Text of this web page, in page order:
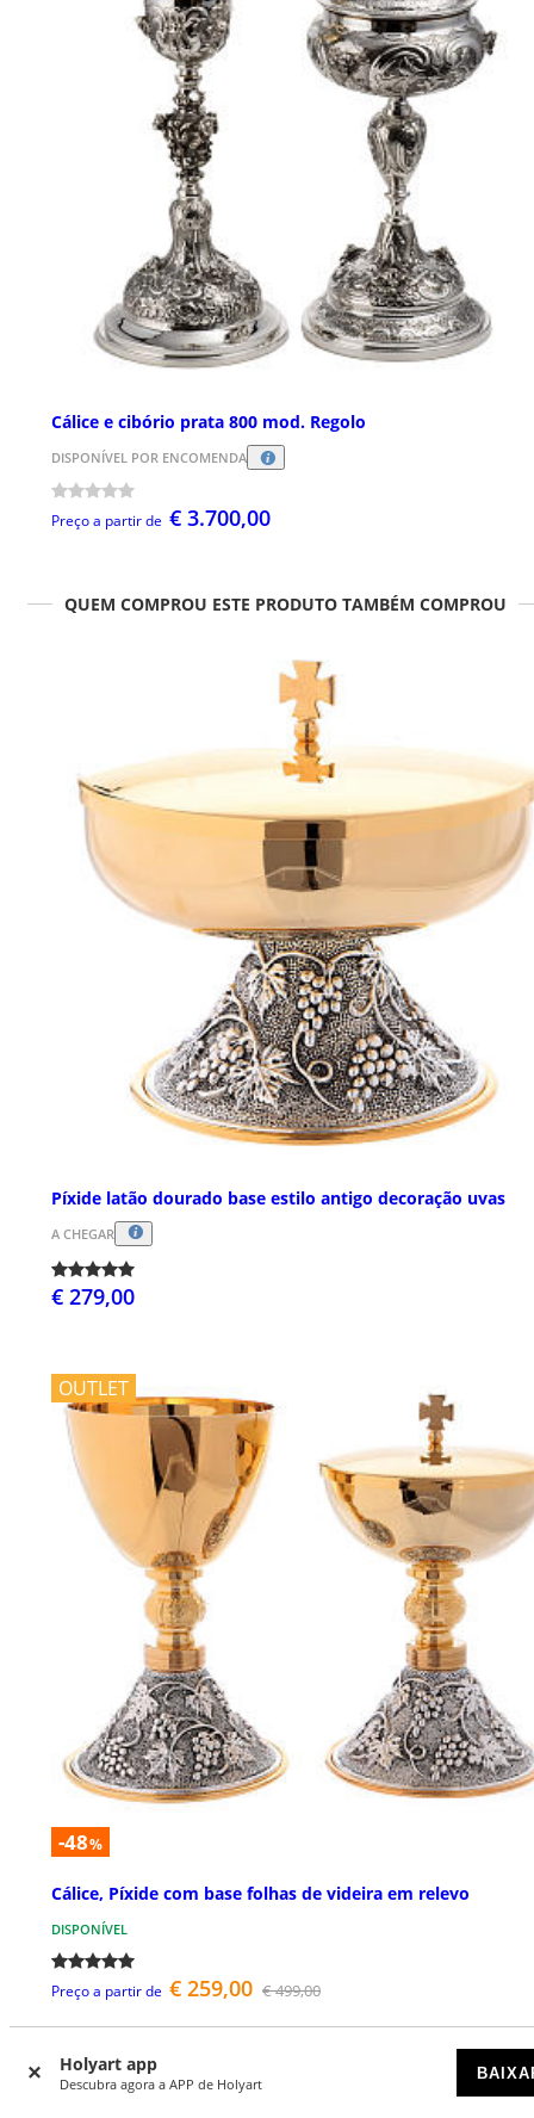
Holyart app
Descubra agora a APP de Holyart
Cálice e cibório prata 800 mod. Regolo
DISPONÍVEL POR ENCOMENDA
Preço a partir de € 3.700,00
QUEM COMPROU ESTE PRODUTO TAMBÉM COMPROU
Píxide latão dourado base estilo antigo decoração uvas
A CHEGAR
€ 279,00
OUTLET
-48%
Cálice, Píxide com base folhas de videira em relevo
DISPONÍVEL
Preço a partir de € 259,00 € 499,00